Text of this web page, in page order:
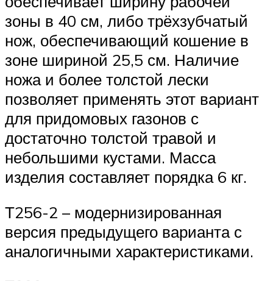
зоны в 40 см, либо трёхзубчатый
нож, обеспечивающий кошение в
зоне шириной 25,5 см. Наличие
ножа и более толстой лески
позволяет применять этот вариант
для придомовых газонов с
достаточно толстой травой и
небольшими кустами. Масса
изделия составляет порядка 6 кг.
Т256-2 – модернизированная
версия предыдущего варианта с
аналогичными характеристиками.